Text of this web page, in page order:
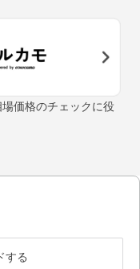
価格のチェックに役
する